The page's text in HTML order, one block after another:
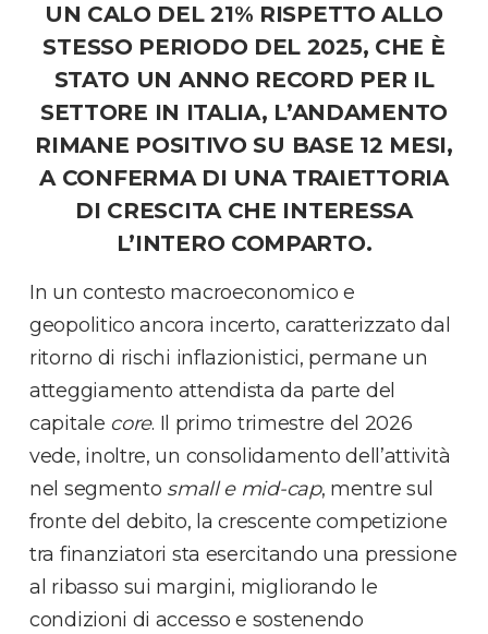
UN CALO DEL 21% RISPETTO ALLO
STESSO PERIODO DEL 2025, CHE È
STATO UN ANNO RECORD PER IL
SETTORE IN ITALIA, L’ANDAMENTO
RIMANE POSITIVO SU BASE 12 MESI,
A CONFERMA DI UNA TRAIETTORIA
DI CRESCITA CHE INTERESSA
L’INTERO COMPARTO.
In un contesto macroeconomico e
geopolitico ancora incerto, caratterizzato dal
ritorno di rischi inflazionistici, permane un
atteggiamento attendista da parte del
capitale core. Il primo trimestre del 2026
vede, inoltre, un consolidamento dell’attività
nel segmento small e mid-cap, mentre sul
fronte del debito, la crescente competizione
tra finanziatori sta esercitando una pressione
al ribasso sui margini, migliorando le
condizioni di accesso e sostenendo